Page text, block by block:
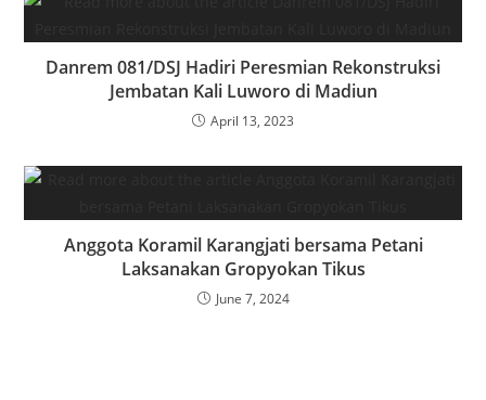
Danrem 081/DSJ Hadiri Peresmian Rekonstruksi
Jembatan Kali Luworo di Madiun
April 13, 2023
Anggota Koramil Karangjati bersama Petani
Laksanakan Gropyokan Tikus
June 7, 2024